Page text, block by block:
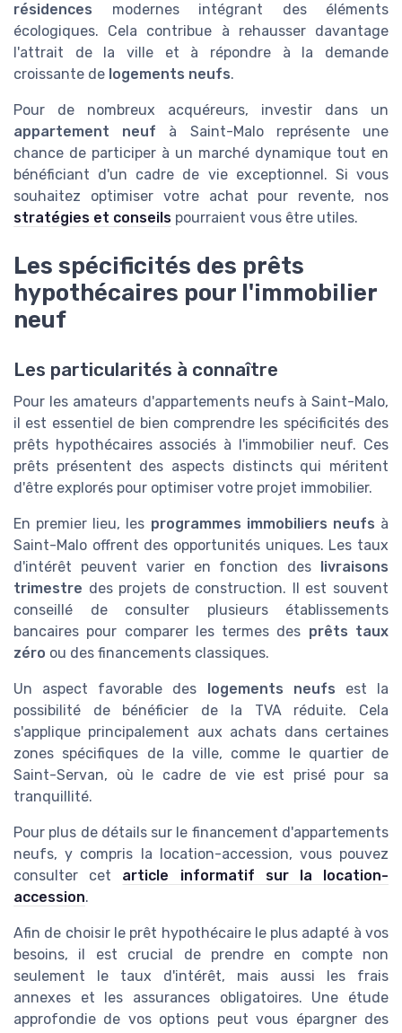
résidences modernes intégrant des éléments
écologiques. Cela contribue à rehausser davantage
l'attrait de la ville et à répondre à la demande
croissante de logements neufs.
Pour de nombreux acquéreurs, investir dans un
appartement neuf à Saint-Malo représente une
chance de participer à un marché dynamique tout en
bénéficiant d'un cadre de vie exceptionnel. Si vous
souhaitez optimiser votre achat pour revente, nos
stratégies et conseils pourraient vous être utiles.
Les spécificités des prêts
hypothécaires pour l'immobilier
neuf
Les particularités à connaître
Pour les amateurs d'appartements neufs à Saint-Malo,
il est essentiel de bien comprendre les spécificités des
prêts hypothécaires associés à l'immobilier neuf. Ces
prêts présentent des aspects distincts qui méritent
d'être explorés pour optimiser votre projet immobilier.
En premier lieu, les programmes immobiliers neufs à
Saint-Malo offrent des opportunités uniques. Les taux
d'intérêt peuvent varier en fonction des
livraisons
trimestre des projets de construction. Il est souvent
conseillé de consulter plusieurs établissements
bancaires pour comparer les termes des prêts taux
zéro ou des financements classiques.
Un aspect favorable des logements neufs est la
possibilité de bénéficier de la TVA réduite. Cela
s'applique principalement aux achats dans certaines
zones spécifiques de la ville, comme le quartier de
Saint-Servan, où le cadre de vie est prisé pour sa
tranquillité.
Pour plus de détails sur le financement d'appartements
neufs, y compris la location-accession, vous pouvez
consulter cet article informatif sur la location-
accession.
Afin de choisir le prêt hypothécaire le plus adapté à vos
besoins, il est crucial de prendre en compte non
seulement le taux d'intérêt, mais aussi les frais
annexes et les assurances obligatoires. Une étude
approfondie de vos options peut vous épargner des